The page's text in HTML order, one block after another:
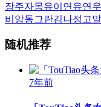
장주자몽유이 연유연우
비앙동그란김나정 고
随机推荐
7年前